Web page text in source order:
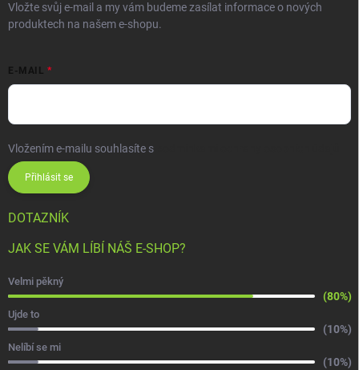
Vložte svůj e-mail a my vám budeme zasílat informace o nových
produktech na našem e-shopu.
E-MAIL
Vložením e-mailu souhlasíte s
Přihlásit se
DOTAZNÍK
JAK SE VÁM LÍBÍ NÁŠ E-SHOP?
Velmi pěkný
(80%)
Ujde to
(10%)
Nelíbí se mi
(10%)